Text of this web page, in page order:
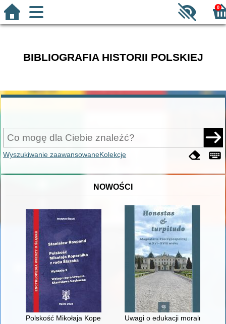
0
BIBLIOGRAFIA HISTORII POLSKIEJ
Wyszukiwanie zaawansowaneKolekcje
NOWOŚCI
Polskość Mikołaja Kopernika z rodu ŚlązakaUwagi o edukacji moralnej